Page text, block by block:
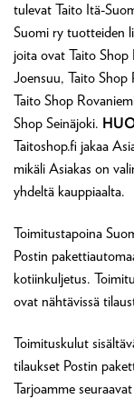
tulevat Taito Itä-
Suomi ry tuotteiden
joita ovat Taito Shop
Joensuu, Taito
Taito Shop
Shop Seinäjoki.
Taitoshop.fi jakaa
mikäli Asiakas on
yhdeltä kauppiaalta.
Toimitustapoina
Postin
kotiinkuljetus.
ovat nähtävissä
Toimituskulut
tilaukset Postin
Tarjoamme